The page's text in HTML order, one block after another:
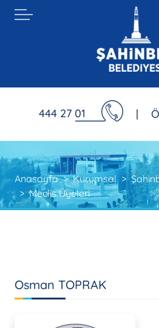
444 27 01 |
Anasayfa Kurumsal
Meclis Üyeleri
Osman TOPRAK